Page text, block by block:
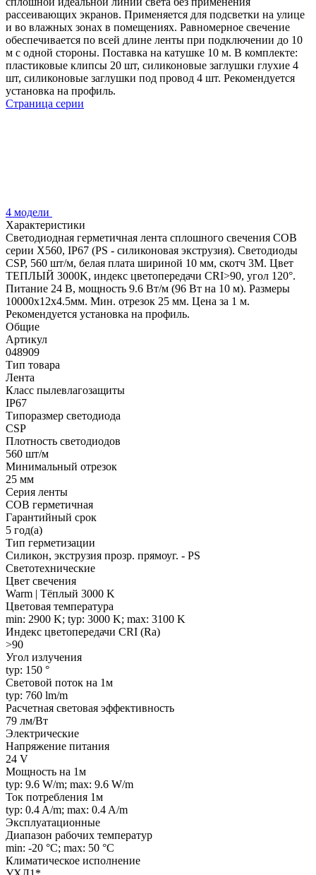
рассеивающих экранов. Применяется для подсветки на улице
и во влажных зонах в помещениях. Равномерное свечение
обеспечивается по всей длине ленты при подключении до 10
м с одной стороны. Поставка на катушке 10 м. В комплекте:
пластиковые клипсы 20 шт, силиконовые заглушки глухие 4
шт, силиконовые заглушки под провод 4 шт. Рекомендуется
установка на профиль.
Страница серии
4 модели
Характеристики
Светодиодная герметичная лента сплошного свечения COB
серии X560, IP67 (PS - силиконовая экструзия). Светодиоды
CSP, 560 шт/м, белая плата шириной 10 мм, скотч 3M. Цвет
ТЕПЛЫЙ 3000K, индекс цветопередачи CRI>90, угол 120°.
Питание 24 В, мощность 9.6 Вт/м (96 Вт на 10 м). Размеры
10000x12x4.5мм. Мин. отрезок 25 мм. Цена за 1 м.
Рекомендуется установка на профиль.
Общие
Артикул
048909
Тип товара
Лента
Класс пылевлагозащиты
IP67
Типоразмер светодиода
CSP
Плотность светодиодов
560 шт/м
Минимальный отрезок
25 мм
Серия ленты
COB герметичная
Гарантийный срок
5 год(а)
Тип герметизации
Силикон, экструзия прозр. прямоуг. - PS
Светотехнические
Цвет свечения
Warm | Тёплый 3000 K
Цветовая температура
min: 2900 K; typ: 3000 K; max: 3100 K
Индекс цветопередачи CRI (Ra)
>90
Угол излучения
typ: 150 °
Световой поток на 1м
typ: 760 lm/m
Расчетная световая эффективность
79 лм/Вт
Электрические
Напряжение питания
24 V
Мощность на 1м
typ: 9.6 W/m; max: 9.6 W/m
Ток потребления 1м
typ: 0.4 A/m; max: 0.4 A/m
Эксплуатационные
Диапазон рабочих температур
min: -20 °C; max: 50 °C
Климатическое исполнение